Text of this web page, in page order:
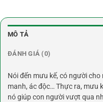
MÔ TẢ
ĐÁNH GIÁ (0)
Nói đến mưu kế, có người
manh, ác độc… Thực ra, mưu
nó giúp con người vượt qua